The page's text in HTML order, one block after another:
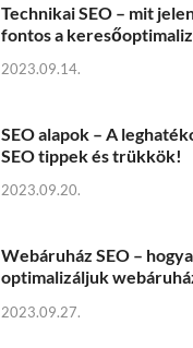
Technikai SEO – mit
fontos a
2023.09.14.
SEO alapok – A
SEO tippek és trükkök!
2023.09.20.
Webáruház SEO –
optimalizáljuk
2023.09.27.